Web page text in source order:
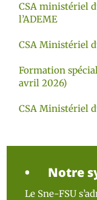
CSA ministériel
l’ADEME
CSA Ministériel
Formation
avril 2026)
CSA Ministériel
Notre
Le Sne-FSU